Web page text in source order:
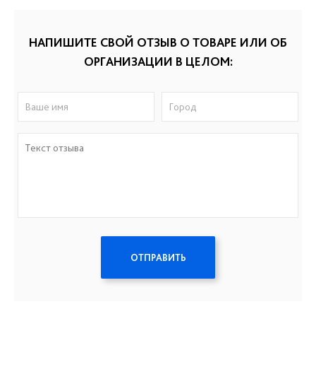
НАПИШИТЕ СВОЙ ОТЗЫВ О ТОВАРЕ ИЛИ ОБ
ОРГАНИЗАЦИИ В ЦЕЛОМ:
ОТПРАВИТЬ